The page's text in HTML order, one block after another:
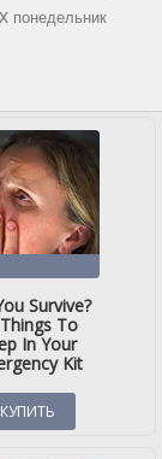
понедельник